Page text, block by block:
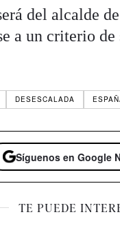
del alcalde
a un criterio
DESESCALADA
Síguenos en Google
TE PUEDE